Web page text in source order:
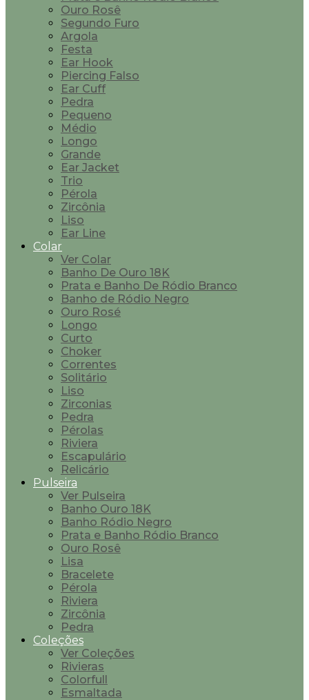
Ouro Rosê
Segundo Furo
Argola
Festa
Ear Hook
Piercing Falso
Ear Cuff
Pedra
Pequeno
Médio
Longo
Grande
Ear Jacket
Trio
Pérola
Zircônia
Liso
Ear Line
Colar
Ver Colar
Banho De Ouro 18K
Prata e Banho De Ródio Branco
Banho de Ródio Negro
Ouro Rosé
Longo
Curto
Choker
Correntes
Solitário
Liso
Zirconias
Pedra
Pérolas
Riviera
Escapulário
Relicário
Pulseira
Ver Pulseira
Banho Ouro 18K
Banho Ródio Negro
Prata e Banho Ródio Branco
Ouro Rosê
Lisa
Bracelete
Pérola
Riviera
Zircônia
Pedra
Coleções
Ver Coleções
Rivieras
Colorfull
Esmaltada